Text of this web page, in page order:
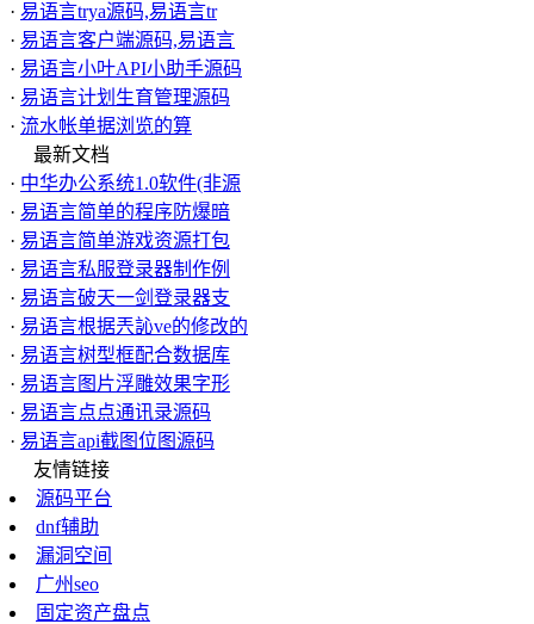
· 易语言trya源码,易语言tr
· 易语言客户端源码,易语言
· 易语言小叶API小助手源码
· 易语言计划生育管理源码
· 流水帐单据浏览的算
最新文档
· 中华办公系统1.0软件(非源
· 易语言简单的程序防爆暗
· 易语言简单游戏资源打包
· 易语言私服登录器制作例
· 易语言破天一剑登录器支
· 易语言根据兲訫ve的修改的
· 易语言树型框配合数据库
· 易语言图片浮雕效果字形
· 易语言点点通讯录源码
· 易语言api截图位图源码
友情链接
源码平台
dnf辅助
漏洞空间
广州seo
固定资产盘点